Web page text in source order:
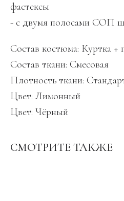
фастексы
- с двумя полосами СОП
Состав костюма: Куртка +
Состав ткани: Смесовая
Плотность ткани:
Цвет: Лимонный
Цвет: Чёрный
СМОТРИТЕ ТАКЖЕ